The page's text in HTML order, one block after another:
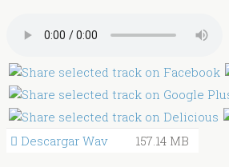
Descargar Wav 157.14 MB